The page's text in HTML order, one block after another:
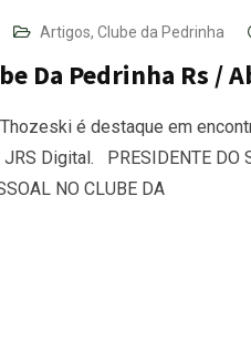
Artigos, Clube da Pedrinha
Da Pedrinha Rs /
é destaque em
Digital. PRESIDENTE DO
NO CLUBE DA